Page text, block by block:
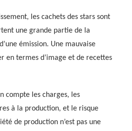
les cachets des stars sont
une grande partie de la
émission. Une mauvaise
en termes d’image et de recettes
compte les charges, les
à la production, et le risque
de production n’est pas une